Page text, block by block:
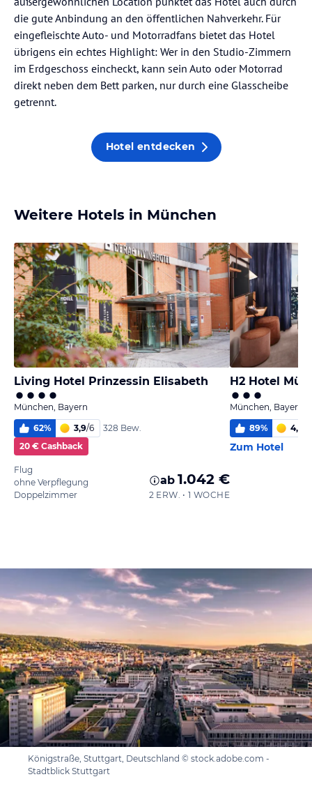
die gute Anbindung an den öffentlichen Nahverkehr. Für
eingefleischte Auto- und Motorradfans bietet das Hotel
übrigens ein echtes Highlight: Wer in den Studio-Zimmern
im Erdgeschoss eincheckt, kann sein Auto oder Motorrad
direkt neben dem Bett parken, nur durch eine Glasscheibe
getrennt.
Hotel entdecken
Weitere Hotels in München
Living Hotel Prinzessin Elisabeth
München, Bayern
62% 3,9/6
328 Bew.
20 € Cashback
Flug
ohne Verpflegung
Doppelzimmer
ab 1.042 €
2 ERW. • 1 WOCHE
H2 Hotel
München, Bayern
89% 4,9
Zum Hotel
Königstraße, Stuttgart, Deutschland © stock.adobe.com -
Stadtblick Stuttgart